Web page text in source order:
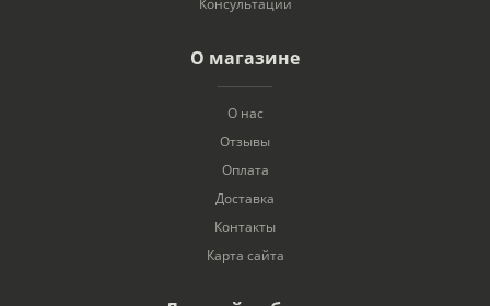
Консультации
О магазине
О нас
Отзывы
Оплата
Доставка
Контакты
Карта сайта